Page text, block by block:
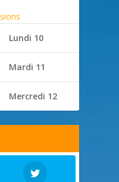
Lundi 10
Mardi 11
Mercredi 12